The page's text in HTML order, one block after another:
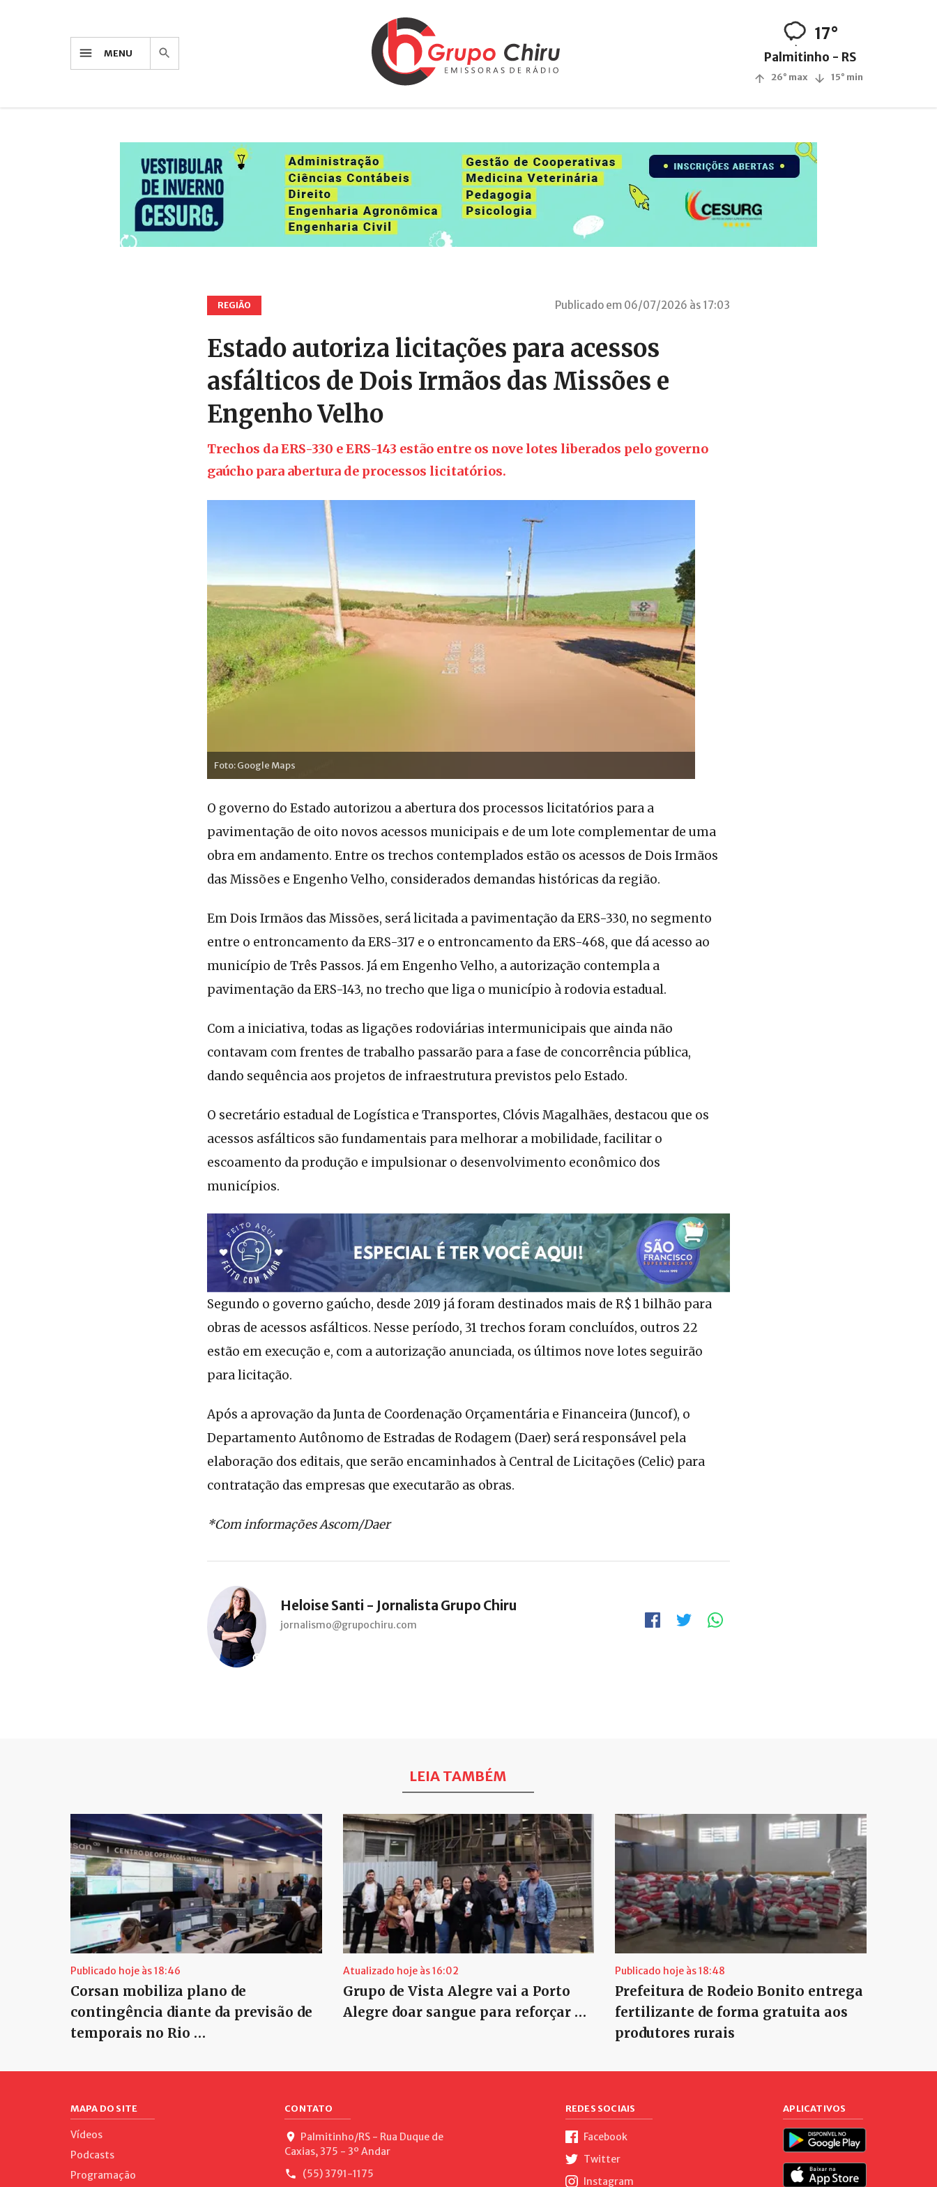
MENU
17°
Palmitinho - RS
26° max 15° min
REGIÃO Publicado em 06/07/2026 às 17:03
Estado autoriza licitações para acessos
asfálticos de Dois Irmãos das Missões e
Engenho Velho
Trechos da ERS-330 e ERS-143 estão entre os nove lotes liberados pelo governo
gaúcho para abertura de processos licitatórios.
Foto: Google Maps
O governo do Estado autorizou a abertura dos processos licitatórios para a
pavimentação de oito novos acessos municipais e de um lote complementar de uma
obra em andamento. Entre os trechos contemplados estão os acessos de Dois Irmãos
das Missões e Engenho Velho, considerados demandas históricas da região.
Em Dois Irmãos das Missões, será licitada a pavimentação da ERS-330, no segmento
entre o entroncamento da ERS-317 e o entroncamento da ERS-468, que dá acesso ao
município de Três Passos. Já em Engenho Velho, a autorização contempla a
pavimentação da ERS-143, no trecho que liga o município à rodovia estadual.
Com a iniciativa, todas as ligações rodoviárias intermunicipais que ainda não
contavam com frentes de trabalho passarão para a fase de concorrência pública,
dando sequência aos projetos de infraestrutura previstos pelo Estado.
O secretário estadual de Logística e Transportes, Clóvis Magalhães, destacou que os
acessos asfálticos são fundamentais para melhorar a mobilidade, facilitar o
escoamento da produção e impulsionar o desenvolvimento econômico dos
municípios.
Segundo o governo gaúcho, desde 2019 já foram destinados mais de R$ 1 bilhão para
obras de acessos asfálticos. Nesse período, 31 trechos foram concluídos, outros 22
estão em execução e, com a autorização anunciada, os últimos nove lotes seguirão
para licitação.
Após a aprovação da Junta de Coordenação Orçamentária e Financeira (Juncof), o
Departamento Autônomo de Estradas de Rodagem (Daer) será responsável pela
elaboração dos editais, que serão encaminhados à Central de Licitações (Celic) para
contratação das empresas que executarão as obras.
*Com informações Ascom/Daer
Heloise Santi - Jornalista Grupo Chiru
jornalismo@grupochiru.com
LEIA TAMBÉM
Publicado hoje às 18:46
Corsan mobiliza plano de
contingência diante da previsão de
temporais no Rio …
Atualizado hoje às 16:02
Grupo de Vista Alegre vai a Porto
Alegre doar sangue para reforçar …
Publicado hoje às 18:48
Prefeitura de Rodeio Bonito entrega
fertilizante de forma gratuita aos
produtores rurais
MAPA DO SITE
Vídeos
Podcasts
Programação
CONTATO
Palmitinho/RS - Rua Duque de
Caxias, 375 - 3º Andar
(55) 3791-1175
REDES SOCIAIS
Facebook
Twitter
Instagram
APLICATIVOS